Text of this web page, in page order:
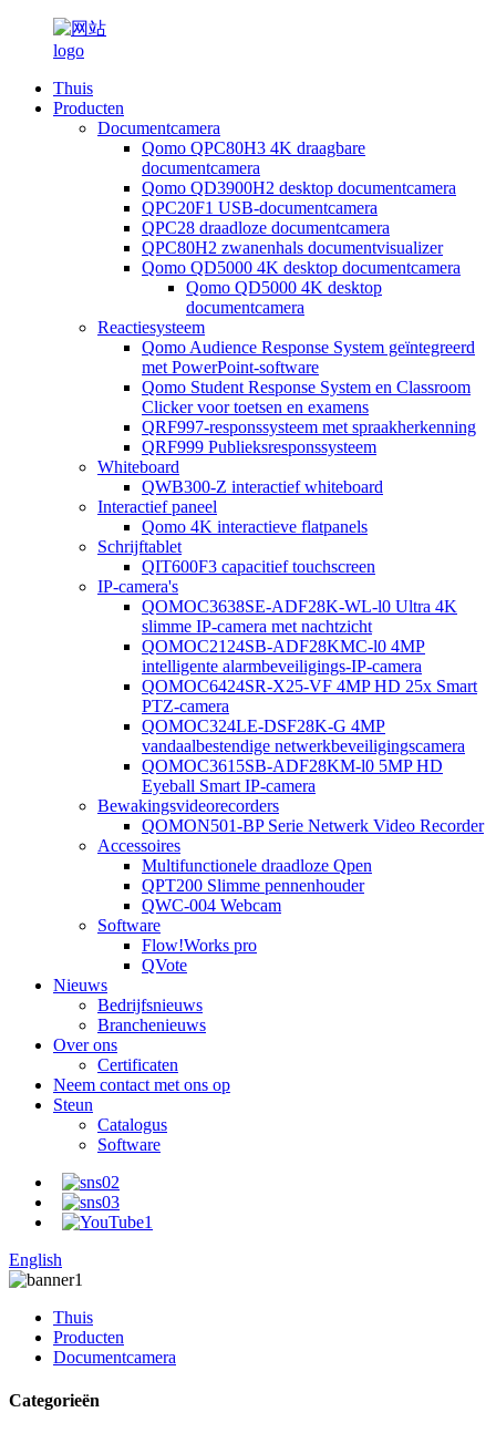
Thuis
Producten
Documentcamera
Qomo QPC80H3 4K draagbare
documentcamera
Qomo QD3900H2 desktop documentcamera
QPC20F1 USB-documentcamera
QPC28 draadloze documentcamera
QPC80H2 zwanenhals documentvisualizer
Qomo QD5000 4K desktop documentcamera
Qomo QD5000 4K desktop
documentcamera
Reactiesysteem
Qomo Audience Response System geïntegreerd
met PowerPoint-software
Qomo Student Response System en Classroom
Clicker voor toetsen en examens
QRF997-responssysteem met spraakherkenning
QRF999 Publieksresponssysteem
Whiteboard
QWB300-Z interactief whiteboard
Interactief paneel
Qomo 4K interactieve flatpanels
Schrijftablet
QIT600F3 capacitief touchscreen
IP-camera's
QOMOC3638SE-ADF28K-WL-l0 ​​Ultra 4K
slimme IP-camera met nachtzicht
QOMOC2124SB-ADF28KMC-l0 4MP
intelligente alarmbeveiligings-IP-camera
QOMOC6424SR-X25-VF 4MP HD 25x Smart
PTZ-camera
QOMOC324LE-DSF28K-G 4MP
vandaalbestendige netwerkbeveiligingscamera
QOMOC3615SB-ADF28KM-l0 5MP HD
Eyeball Smart IP-camera
Bewakingsvideorecorders
QOMON501-BP Serie Netwerk Video Recorder
Accessoires
Multifunctionele draadloze Qpen
QPT200 Slimme pennenhouder
QWC-004 Webcam
Software
Flow!Works pro
QVote
Nieuws
Bedrijfsnieuws
Branchenieuws
Over ons
Certificaten
Neem contact met ons op
Steun
Catalogus
Software
English
Thuis
Producten
Documentcamera
Categorieën